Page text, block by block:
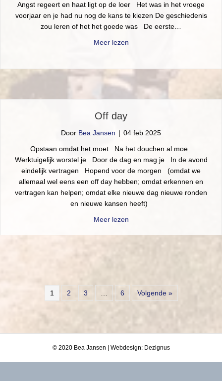
Angst regeert en haat ligt op de loer Het was in het vroege
voorjaar en je had nu nog de kans te kiezen De geschiedenis
zou leren of het het goede was De eerste…
Meer lezenabout Stille getuigen
Off day
Door Bea Jansen | 04 feb 2025
Opstaan omdat het moet Na het douchen al moe
Werktuigelijk worstel je Door de dag en mag je In de avond
eindelijk vertragen Hopend voor de morgen (omdat we
allemaal wel eens een off day hebben; omdat erkennen en
vertragen kan helpen; omdat elke nieuwe dag nieuwe ronden
en nieuwe kansen heeft)
Meer lezenabout Off day
1 2 3 6 Volgende »
© 2020 Bea Jansen | Webdesign: Dezignus